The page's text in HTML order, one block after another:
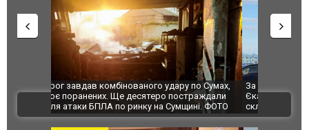
За 2000 кілометрів від кордону з Україною: в
Єкатеринбурзі після атаки дронів загорівся
склад Wildberries. ФОТО. ВІДЕО
"Мої
ВІДЕО